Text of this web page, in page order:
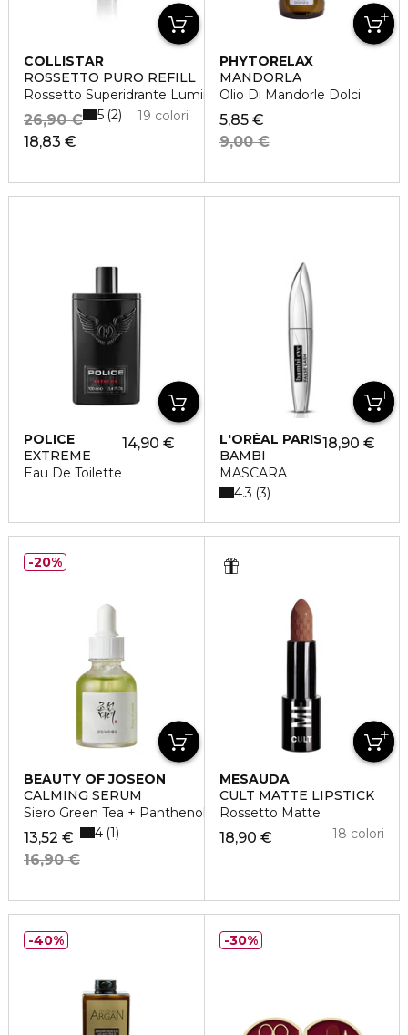
COLLISTAR
ROSSETTO PURO REFILL
Rossetto Superidrante Luminoso
18,83 €
26,90 € 19 colori
5 2
PHYTORELAX
MANDORLA
Olio Di Mandorle Dolci
5,85 €
9,00 €
POLICE
EXTREME
Eau De Toilette
14,90 €
L'ORÉAL PARIS
BAMBI
MASCARA
18,90 €
4.3 3
BEAUTY OF JOSEON
CALMING SERUM
Siero Green Tea + Panthenol
13,52 €
16,90 €
4 1
20%
MESAUDA
CULT MATTE LIPSTICK
Rossetto Matte
18,90 € 18 colori
40% 30%